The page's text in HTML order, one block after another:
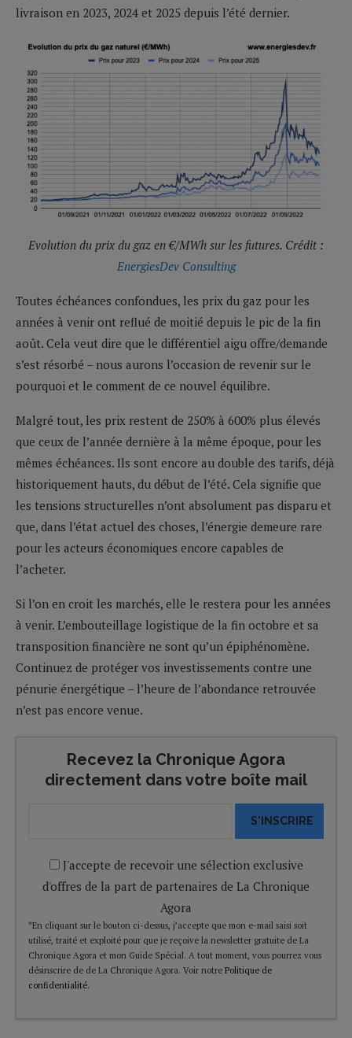
livraison en 2023, 2024 et 2025 depuis l’été dernier.
Evolution du prix du gaz en €/MWh sur les futures. Crédit :
EnergiesDev Consulting
Toutes échéances confondues, les prix du gaz pour les
années à venir ont reflué de moitié depuis le pic de la fin
août. Cela veut dire que le différentiel aigu offre/demande
s’est résorbé – nous aurons l’occasion de revenir sur le
pourquoi et le comment de ce nouvel équilibre.
Malgré tout, les prix restent de 250% à 600% plus élevés
que ceux de l’année dernière à la même époque, pour les
mêmes échéances. Ils sont encore au double des tarifs, déjà
historiquement hauts, du début de l’été. Cela signifie que
les tensions structurelles n’ont absolument pas disparu et
que, dans l’état actuel des choses, l’énergie demeure rare
pour les acteurs économiques encore capables de
l’acheter.
Si l’on en croit les marchés, elle le restera pour les années
à venir. L’embouteillage logistique de la fin octobre et sa
transposition financière ne sont qu’un épiphénomène.
Continuez de protéger vos investissements contre une
pénurie énergétique – l’heure de l’abondance retrouvée
n’est pas encore venue.
Recevez la Chronique Agora
directement dans votre boîte mail
S'INSCRIRE
J'accepte de recevoir une sélection exclusive
d'offres de la part de partenaires de La Chronique
Agora
*En cliquant sur le bouton ci-dessus, j’accepte que mon e-mail saisi soit
utilisé, traité et exploité pour que je reçoive la newsletter gratuite de La
Chronique Agora et mon Guide Spécial. A tout moment, vous pourrez vous
désinscrire de de La Chronique Agora. Voir notre Politique de
confidentialité.